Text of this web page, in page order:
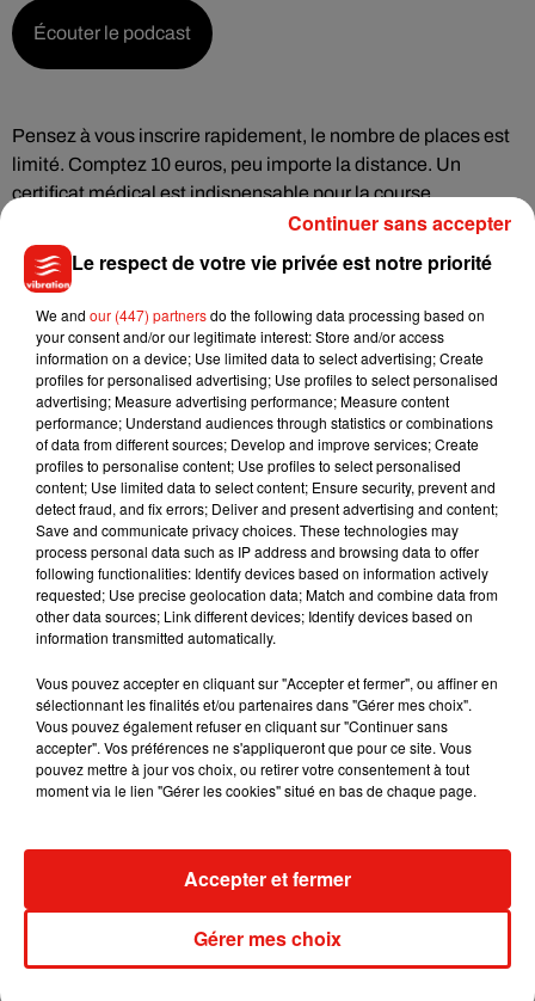
Écouter le podcast
Pensez à vous inscrire rapidement, le nombre de places est
limité. Comptez 10 euros, peu importe la distance. Un
certificat médical est indispensable pour la course.
Les Foulées roses d’Olivet reviennent les 5 et 6 octobre !
Vous souhaitez vous entraîner ? Participez aux sessions
d’entrainement, les 13 et 20 septembre.
+ d’infos :https://t.co/4M7IRzz6nH et
https://t.co/g9XMPWUkJo#Orleans #OrleansMetropole
pic.twitter.com/nbgx1Y2yUC
— Orléans Métropole (@OrleansMetropol)September 9,
2019
Musique
5 août 2026
Benny Blanco invite Selena Gomez et
4 août 2026
Ariana Grande prendra une pause après
Le respect de votre vie privée est notre priorité
We and our (447) partnersdo the following data processing based on
your consent and/or our legitimate interest: Store and/or access
information on a device; Use limited data to select advertising; Create
profiles for personalised advertising; Use profiles to select personalised
advertising; Measure advertising performance; Measure content
performance; Understand audiences through statistics or combinations
of data from different sources; Develop and improve services; Create
profiles to personalise content; Use profiles to select personalised
content; Use limited data to select content; Ensure security, prevent and
detect fraud, and fix errors; Deliver and present advertising and content;
Save and communicate privacy choices. These technologies may
process personal data such as IP address and browsing data to offer
following functionalities: Identify devices based on information actively
requested; Use precise geolocation data; Match and combine data from
other data sources; Link different devices; Identify devices based on
information transmitted automatically.
Vous pouvez accepter en cliquant sur "Accepter et fermer", ou affiner en
sélectionnant les finalités et/ou partenaires dans "Gérer mes choix".
Vous pouvez également refuser en cliquant sur "Continuer sans
accepter". Vos préférences ne s'appliqueront que pour ce site. Vous
pouvez mettre à jour vos choix, ou retirer votre consentement à tout
moment via le lien "Gérer les cookies" situé en bas de chaque page.
Gérer mes choix
Accepter et fermer
Continuer sans accepter